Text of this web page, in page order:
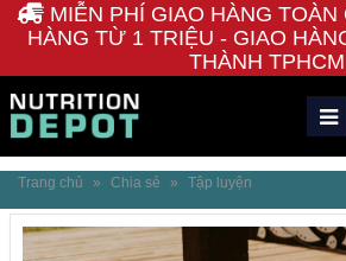
MIỄN PHÍ GIAO HÀNG
HÀNG TỪ 1 TRIỆU - GIAO
THÀNH TPHCM
Trang chủ » Chia sẻ » Tập luyện